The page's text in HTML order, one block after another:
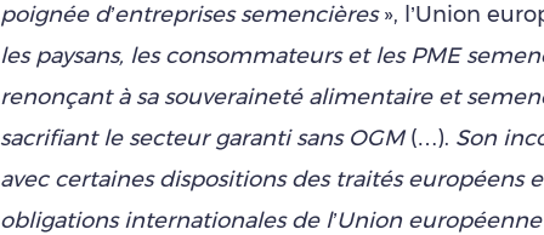
poignée d’entreprises semencières», l’Union
les paysans, les consommateurs et les PME
renonçant à sa souveraineté alimentaire et
sacrifiant le secteur garanti sans OGM(…). Son
avec certaines dispositions des traités européens
obligations internationales de l’Union